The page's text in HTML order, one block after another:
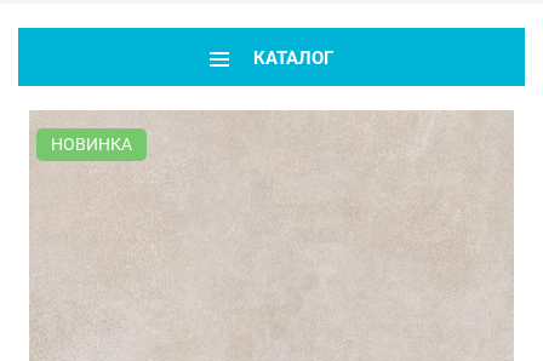
КАТАЛОГ
НОВИНКА